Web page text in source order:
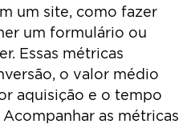
um site, como fazer
um formulário ou
Essas métricas
o valor médio
aquisição e o tempo
as métricas